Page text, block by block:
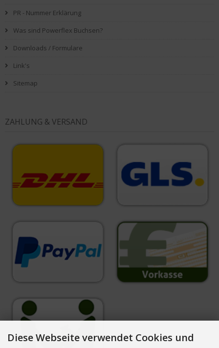
PR - Nummer Erklärung
Was sind Powerflex Buchsen?
Downloads / Formulare
Link's
Sitemap
ZAHLUNG & VERSAND
Diese Webseite verwendet Cookies und